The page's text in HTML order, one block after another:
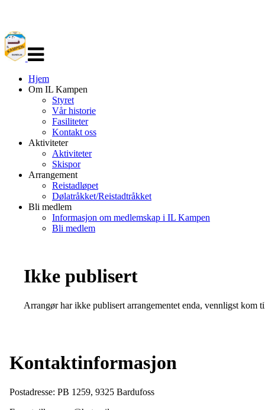
navigasjon
Hjem
Om IL Kampen
Styret
Vår historie
Fasiliteter
Kontakt oss
Aktiviteter
Aktiviteter
Skispor
Arrangement
Reistadløpet
Dølatråkket/Reistadtråkket
Bli medlem
Informasjon om medlemskap i IL Kampen
Bli medlem
Ikke publisert
Arrangør har ikke publisert arrangementet enda, vennligst kom
Kontaktinformasjon
Postadresse: PB 1259, 9325 Bardufoss